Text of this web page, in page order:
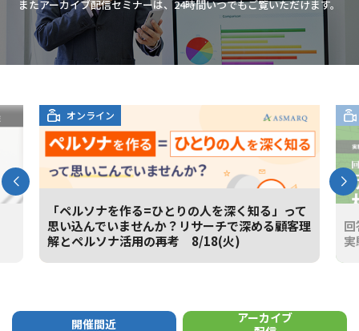
またアーカイブ配信セミナーは、24時間いつでもご覧いただけます。
「ペルソナを作る=ひとりの人を深く知る」って
思い込んでいませんか？リサーチで深める顧客理
解とペルソナ活用の再考 8/18(火)
オンライン
開催間近
アーカイブ